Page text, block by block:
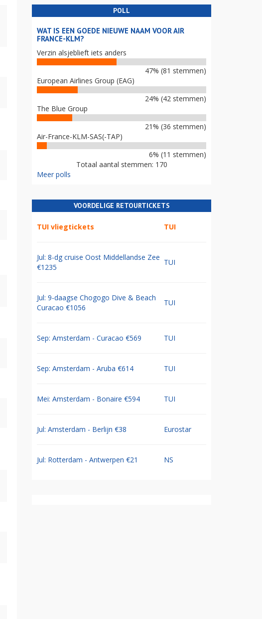
POLL
WAT IS EEN GOEDE NIEUWE NAAM VOOR AIR
FRANCE-KLM?
Verzin alsjeblieft iets anders
47% (81 stemmen)
European Airlines Group (EAG)
24% (42 stemmen)
The Blue Group
21% (36 stemmen)
Air-France-KLM-SAS(-TAP)
6% (11 stemmen)
Totaal aantal stemmen: 170
Meer polls
VOORDELIGE RETOURTICKETS
TUI vliegtickets TUI
Jul: 8-dg cruise Oost Middellandse Zee
€1235
TUI
Jul: 9-daagse Chogogo Dive & Beach
Curacao €1056
TUI
Sep: Amsterdam - Curacao €569 TUI
Sep: Amsterdam - Aruba €614 TUI
Mei: Amsterdam - Bonaire €594 TUI
Jul: Amsterdam - Berlijn €38 Eurostar
Jul: Rotterdam - Antwerpen €21 NS